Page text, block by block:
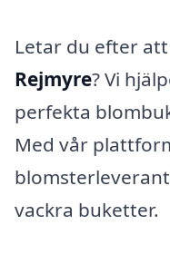
Letar du efter att
Rejmyre? Vi
perfekta
Med vår
vackra buketter.